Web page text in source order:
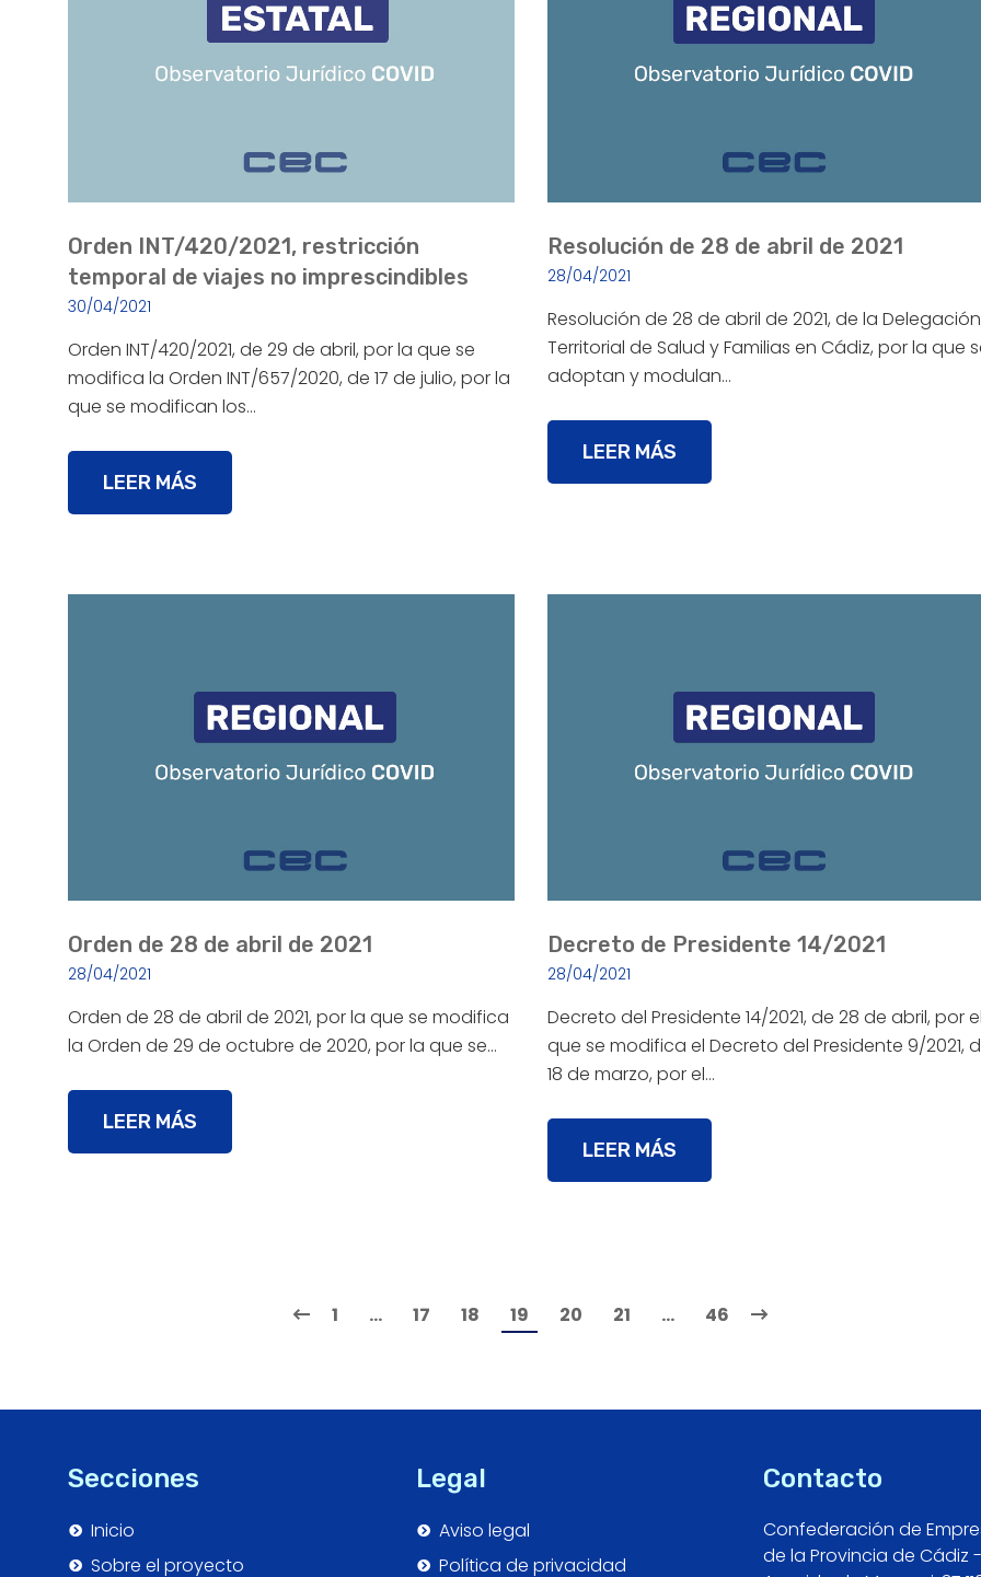
Orden INT/420/2021, restricción
temporal de viajes no imprescindibles
30/04/2021
Orden INT/420/2021, de 29 de abril, por la que se
modifica la Orden INT/657/2020, de 17 de julio, por la
que se modifican los…
LEER MÁS
Resolución de 28 de abril de 2021
28/04/2021
Resolución de 28 de abril de 2021, de la Delegación
Territorial de Salud y Familias en Cádiz, por la que
adoptan y modulan…
LEER MÁS
Orden de 28 de abril de 2021
28/04/2021
Orden de 28 de abril de 2021, por la que se modifica
la Orden de 29 de octubre de 2020, por la que se…
LEER MÁS
Decreto de Presidente 14/2021
28/04/2021
Decreto del Presidente 14/2021, de 28 de abril, por
que se modifica el Decreto del Presidente 9/2021,
18 de marzo, por el…
LEER MÁS
1 … 17 18 19 20 21 … 46
Secciones
Inicio
Sobre el proyecto
Legal
Aviso legal
Política de privacidad
Contacto
Confederación de
de la Provincia de Cádiz